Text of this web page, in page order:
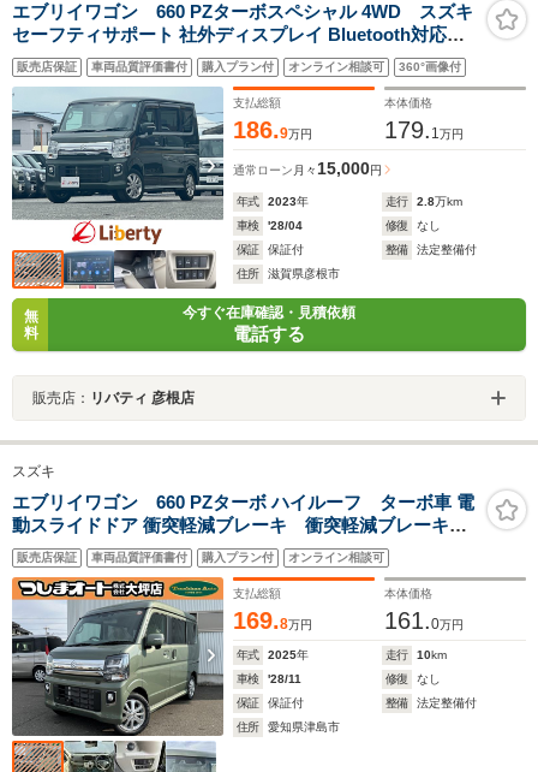
エブリイワゴン 660 PZターボスペシャル 4WD スズキ
セーフティサポート 社外ディスプレイ Bluetooth対応
ETC 両側自動ドア HIDヘッドライト フォグライト 障害物
センサー スマートキー プッシュスタート 運転席シートヒ
ーター 純正アルミホイール
販売店保証 車両品質評価書付 購入プラン付 オンライン相談可 360°画像付
支払総額
186.9万円
本体価格
179. 1万円
通常ローン 月々 15,000円
年式 2023年 走行 2.8万km
車検
'28/04 修復
なし
保証
保証付 整備
法定整備付
住所
滋賀県彦根市
無
料
今すぐ在庫確認・見積依頼
電話する
販売店： リバティ 彦根店
スズキ
エブリイワゴン 660 PZターボ ハイルーフ ターボ車 電
動スライドドア 衝突軽減ブレーキ 衝突軽減ブレーキ
届出済未使用車 愛知県在住者限定車 CVT LEDヘッ
ドライト 禁煙車
販売店保証 車両品質評価書付 購入プラン付 オンライン相談可
支払総額
169.8万円
本体価格
161.0万円
年式 2025年 走行 10km
車検
'28/11 修復
なし
保証
保証付 整備
法定整備付
住所
愛知県津島市